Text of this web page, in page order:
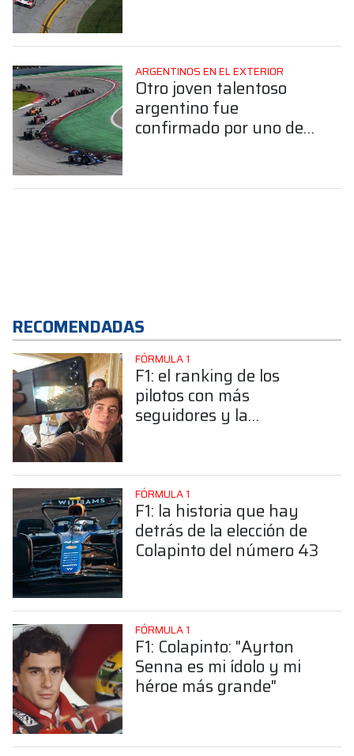
ARGENTINOS EN EL EXTERIOR
Otro joven talentoso
argentino fue
confirmado por uno de
RECOMENDADAS
FÓRMULA 1
F1: el ranking de los
pilotos con más
seguidores y la
FÓRMULA 1
F1: la historia que hay
detrás de la elección de
Colapinto del número 43
FÓRMULA 1
F1: Colapinto: "Ayrton
Senna es mi ídolo y mi
héroe más grande"